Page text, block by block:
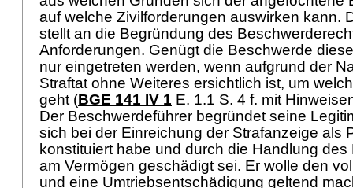
auf welche Zivilforderungen auswirken kann.
stellt an die Begründung des
Anforderungen. Genügt die Beschwerde
nur eingetreten werden, wenn aufgrund der
Straftat ohne Weiteres ersichtlich ist, um
geht (BGE 141 IV 1 E. 1.1 S. 4 f. mit
Der Beschwerdeführer begründet seine
sich bei der Einreichung der Strafanzeige als
konstituiert habe und durch die Handlung
am Vermögen geschädigt sei. Er wolle den
und eine Umtriebsentschädigung geltend